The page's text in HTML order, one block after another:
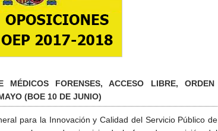
MÉDICOS FORENSES, ACCESO LIBRE, ORDEN
(BOE 10 DE JUNIO)
para la Innovación y Calidad del Servicio Público de